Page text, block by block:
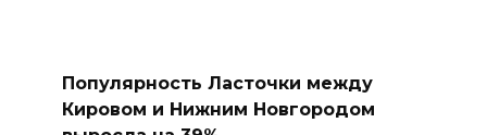
Популярность Ласточки между
Кировом и Нижним Новгородом